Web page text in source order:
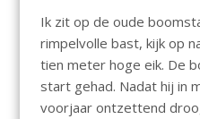
Ik zit op de oude
rimpelvolle bast, kijk op
tien meter hoge eik. De
start gehad. Nadat hij in
voorjaar ontzettend